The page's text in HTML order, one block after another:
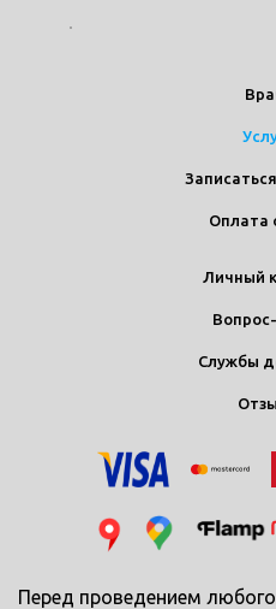
Оплата
Личный
Службы
Перед проведением